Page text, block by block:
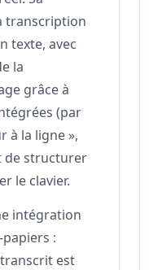
transcription
texte, avec
la
grâce à
(par
à la ligne »,
de structurer
le clavier.
intégration
:
est